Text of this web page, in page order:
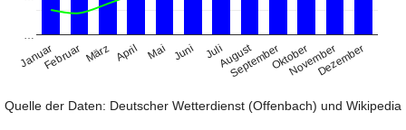
JanuarFebruar März April Mai Juni JuliAugust
SeptemberOktober
NovemberDezember
Quelle der Daten: Deutscher Wetterdienst (Offenbach) und Wikipedia